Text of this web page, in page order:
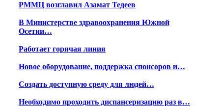
РММЦ возглавил Азамат Тедеев
В Министерстве здравоохранения Южной
Осетии…
Работает горячая линия
Новое оборудование, поддержка спонсоров и…
Создать доступную среду для людей…
Необходимо проходить диспансеризацию раз в…